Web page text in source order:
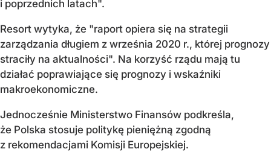
i poprzednich latach".
Resort wytyka, że "raport opiera się na strategii
zarządzania długiem z września 2020 r., której prognozy
straciły na aktualności". Na korzyść rządu mają tu
działać poprawiające się prognozy i wskaźniki
makroekonomiczne.
Jednocześnie Ministerstwo Finansów podkreśla,
że Polska stosuje politykę pieniężną zgodną
z rekomendacjami Komisji Europejskiej.